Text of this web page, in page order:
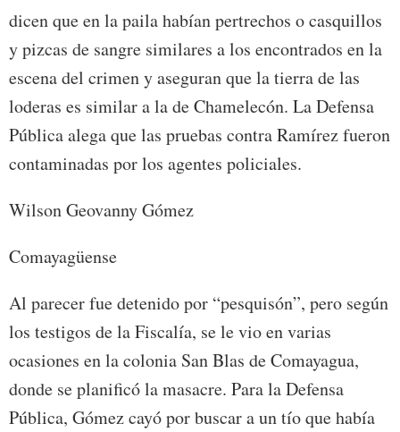
dicen que en la paila habían pertrechos o casquillos
y pizcas de sangre similares a los encontrados en la
escena del crimen y aseguran que la tierra de las
loderas es similar a la de Chamelecón. La Defensa
Pública alega que las pruebas contra Ramírez fueron
contaminadas por los agentes policiales.
Wilson Geovanny Gómez
Comayagüense
Al parecer fue detenido por “pesquisón”, pero según
los testigos de la Fiscalía, se le vio en varias
ocasiones en la colonia San Blas de Comayagua,
donde se planificó la masacre. Para la Defensa
Pública, Gómez cayó por buscar a un tío que había